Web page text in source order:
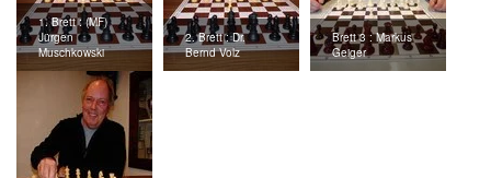
1. Brett : (MF)
Jürgen
Muschkowski
2. Brett : Dr.
Bernd Volz
Brett 3 : Markus
Geiger